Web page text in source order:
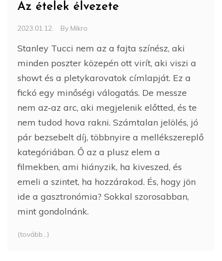
Az ételek élvezete
2023.01.12. By Mikro
Stanley Tucci nem az a fajta színész, aki
minden poszter közepén ott virít, aki viszi a
showt és a pletykarovatok címlapját. Ez a
fickó egy minőségi válogatás. De messze
nem az-az arc, aki megjelenik előtted, és te
nem tudod hova rakni. Számtalan jelölés, jó
pár bezsebelt díj, többnyire a mellékszereplő
kategóriában. Ő az a plusz elem a
filmekben, ami hiányzik, ha kiveszed, és
emeli a szintet, ha hozzárakod. És, hogy jön
ide a gasztronómia? Sokkal szorosabban,
mint gondolnánk.
(tovább…)